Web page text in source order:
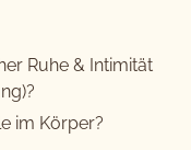
Ruhe & Intimität
im Körper?